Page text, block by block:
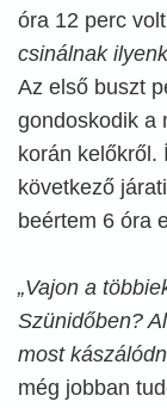
óra 12 perc
csinálnak
Az első buszt
gondoskodik a
korán kelőkről.
következő
beértem 6 óra
„Vajon a
Szünidőben?
most
még jobban